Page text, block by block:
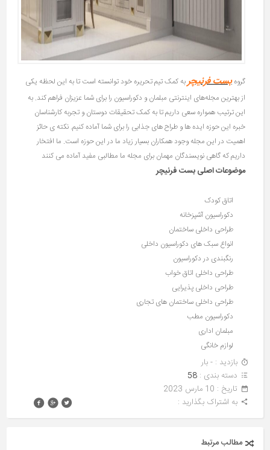
گروهبست فرنیچربه کمک تیم تحریره خود توانسته است تا به این لحظه یکی
از بهترین مجله‌های اینترنتی مبلمان و دکوراسیون را برای شما عزیزان فراهم کند. به
این ترتیب همواره سعی داریم تا به کمک تحقیقات دوستان و تجربه کارشناسان
خبره این حوزه ایده ها و طراح های جذابی را برای شما آماده کنیم. نکته ی حائز
اهمیت در این مجله وجود همکاران بسیار زیاد ما در این حوزه است. ما افتخار
داریم که گاهی نویسندگان مهمان برای مجله ما مطالبی مفید آماده می کنند
موضوعات اصلی بست فرنیچر
اتاق کودک
دکوراسیون آشپزخانه
طراحی داخلی ساختمان
انواع سبک های دکوراسیون داخلی
رنگبندی در دکوراسیون
طراحی داخلی اتاق خواب
طراحی داخلی پذیرایی
طراحی داخلی ساختمان های تجاری
دکوراسیون مطب
مبلمان اداری
لوازم خانگی
بازدید : - بار
دسته بندی :58
تاريخ : 10 مارس 2023
به اشتراک بگذارید :
مطالب مرتبط